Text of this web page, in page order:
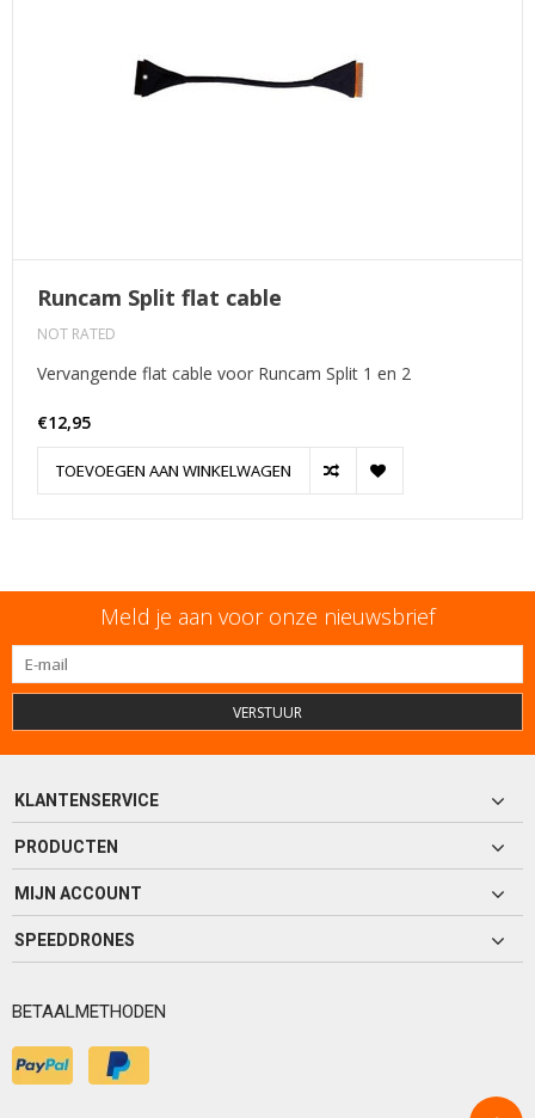
Runcam Split flat cable
NOT RATED
Vervangende flat cable voor Runcam Split 1 en 2
€12,95
TOEVOEGEN AAN WINKELWAGEN
Meld je aan voor onze nieuwsbrief
VERSTUUR
KLANTENSERVICE
PRODUCTEN
MIJN ACCOUNT
SPEEDDRONES
BETAALMETHODEN